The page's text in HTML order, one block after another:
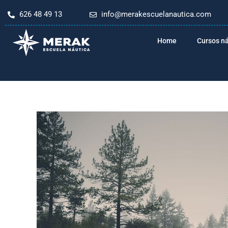
contenido
626 48 49 13 info@merakescuelanautica.com
Home Cursos